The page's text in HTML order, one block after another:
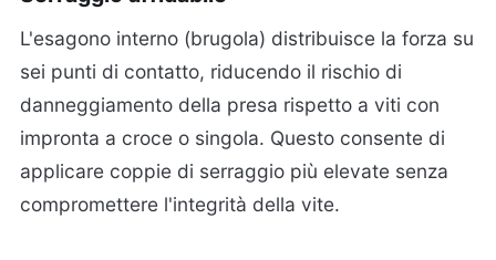
L'esagono interno (brugola) distribuisce la forza su
sei punti di contatto, riducendo il rischio di
danneggiamento della presa rispetto a viti con
impronta a croce o singola. Questo consente di
applicare coppie di serraggio più elevate senza
compromettere l'integrità della vite.